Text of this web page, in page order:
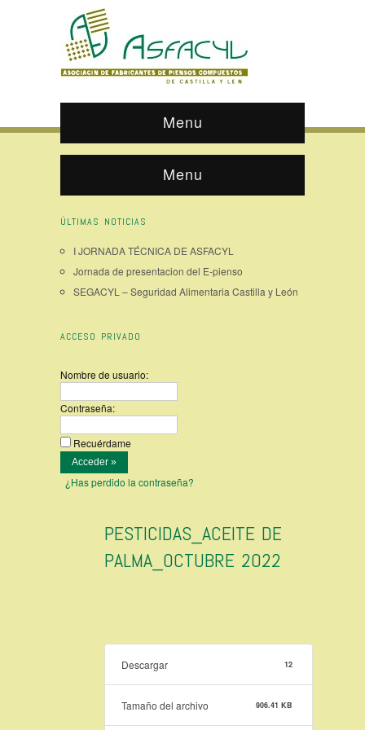
Menu
Menu
ÚLTIMAS NOTICIAS
I JORNADA TÉCNICA DE ASFACYL
Jornada de presentacion del E-pienso
SEGACYL – Seguridad Alimentaria Castilla y León
ACCESO PRIVADO
Nombre de usuario:
Contraseña:
Recuérdame
¿Has perdido la contraseña?
PESTICIDAS_ACEITE DE
PALMA_OCTUBRE 2022
Descargar 12
Tamaño del archivo 906.41 KB